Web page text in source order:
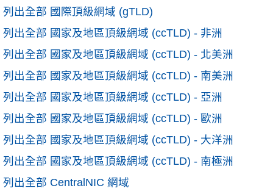
列出全部 國際頂級網域 (gTLD)
列出全部 國家及地區頂級網域 (ccTLD) - 非洲
列出全部 國家及地區頂級網域 (ccTLD) - 北美洲
列出全部 國家及地區頂級網域 (ccTLD) - 南美洲
列出全部 國家及地區頂級網域 (ccTLD) - 亞洲
列出全部 國家及地區頂級網域 (ccTLD) - 歐洲
列出全部 國家及地區頂級網域 (ccTLD) - 大洋洲
列出全部 國家及地區頂級網域 (ccTLD) - 南極洲
列出全部 CentralNIC 網域